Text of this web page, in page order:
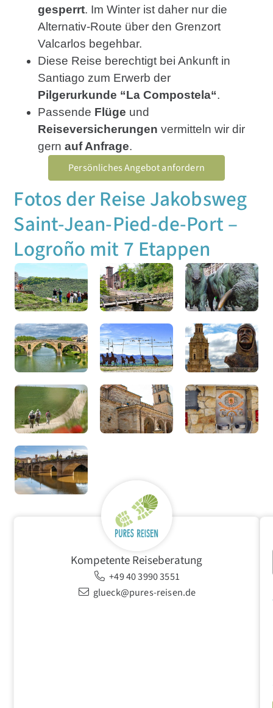
gesperrt. Im Winter ist daher nur die
Alternativ-Route über den Grenzort
Valcarlos begehbar.
Diese Reise berechtigt bei Ankunft in
Santiago zum Erwerb der
Pilgerurkunde “La Compostela“.
Passende Flüge und
Reiseversicherungen vermitteln wir dir
gernauf Anfrage.
Persönliches Angebot anfordern
Fotos der Reise Jakobsweg
Saint-Jean-Pied-de-Port –
Logroño mit 7 Etappen
Kompetente Reiseberatung
+49 40 3990 3551
glueck@pures-reisen.de